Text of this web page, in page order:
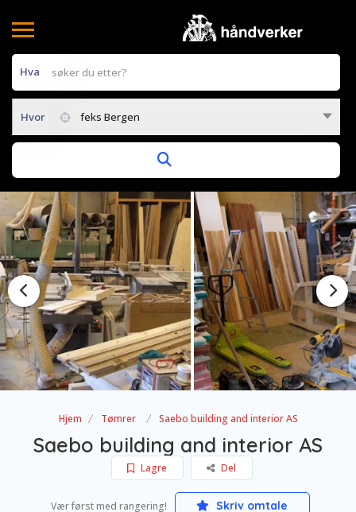
Hva
Hvor feks Bergen
Hjem Tømrer Saebo building and interior AS
Saebo building and interior AS
Lagre Del
Vær først med rangering! Skriv omtale